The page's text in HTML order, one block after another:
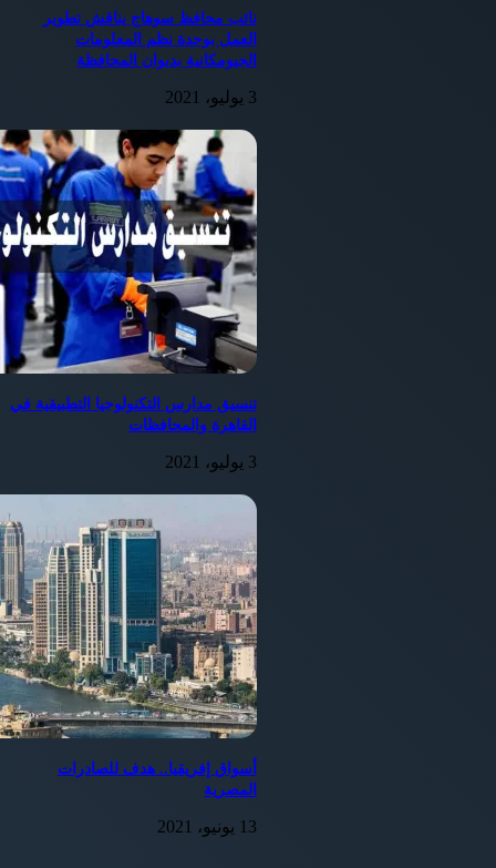
نائب محافظ سوهاج يناقش تطوير
العمل بوحدة نظم المعلومات
الجيومكانية بديوان المحافظة
3 يوليو، 2021
تنسيق مدارس التكنولوجيا التطبيقية في
القاهرة والمحافظات
3 يوليو، 2021
أسواق إفريقيا.. هدف للصادرات
المصرية
13 يونيو، 2021